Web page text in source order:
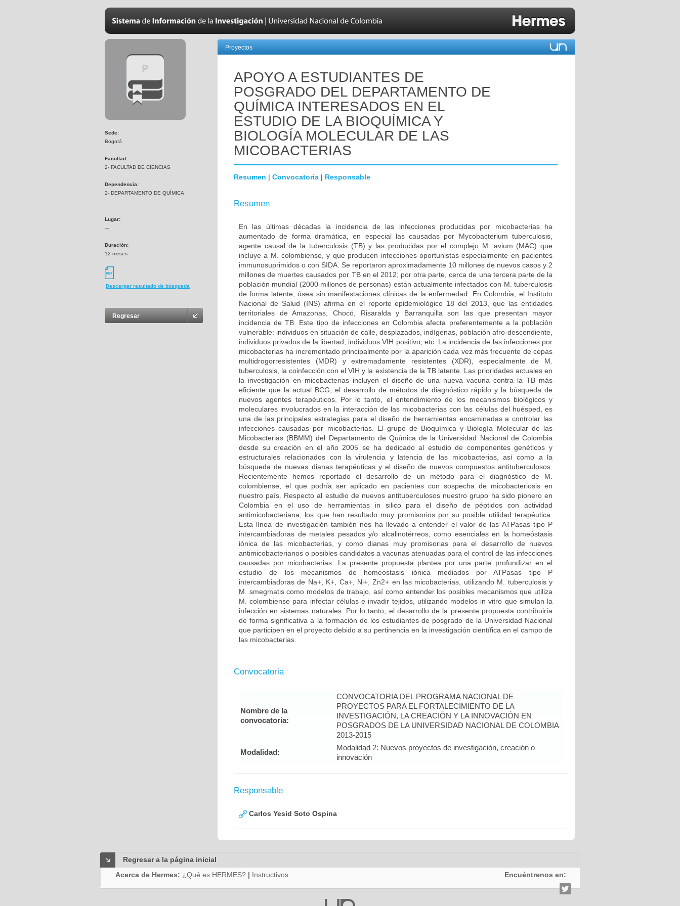
Sede:
Bogotá
Facultad:
2- FACULTAD DE CIENCIAS
Dependencia:
2- DEPARTAMENTO DE QUÍMICA
Lugar:
---
Duración:
12 meses
Descargar resultado de búsqueda
Regresar
Proyectos
APOYO A ESTUDIANTES DE
POSGRADO DEL DEPARTAMENTO DE
QUÍMICA INTERESADOS EN EL
ESTUDIO DE LA BIOQUÍMICA Y
BIOLOGÍA MOLECULAR DE LAS
MICOBACTERIAS
Resumen | Convocatoria | Responsable
Resumen
En las últimas décadas la incidencia de las infecciones producidas por micobacterias ha
aumentado de forma dramática, en especial las causadas por Mycobacterium tuberculosis,
agente causal de la tuberculosis (TB) y las producidas por el complejo M. avium (MAC) que
incluye a M. colombiense, y que producen infecciones oportunistas especialmente en pacientes
immunosuprimidos o con SIDA. Se reportaron aproximadamente 10 millones de nuevos casos y 2
millones de muertes causados por TB en el 2012; por otra parte, cerca de una tercera parte de la
población mundial (2000 millones de personas) están actualmente infectados con M. tuberculosis
de forma latente, ósea sin manifestaciones clínicas de la enfermedad. En Colombia, el Instituto
Nacional de Salud (INS) afirma en el reporte epidemiológico 18 del 2013, que las entidades
territoriales de Amazonas, Chocó, Risaralda y Barranquilla son las que presentan mayor
incidencia de TB. Este tipo de infecciones en Colombia afecta preferentemente a la población
vulnerable: individuos en situación de calle, desplazados, indígenas, población afro-descendiente,
individuos privados de la libertad, individuos VIH positivo, etc. La incidencia de las infecciones por
micobacterias ha incrementado principalmente por la aparición cada vez más frecuente de cepas
multidrogorresistentes (MDR) y extremadamente resistentes (XDR), especialmente de M.
tuberculosis, la coinfección con el VIH y la existencia de la TB latente. Las prioridades actuales en
la investigación en micobacterias incluyen el diseño de una nueva vacuna contra la TB más
eficiente que la actual BCG, el desarrollo de métodos de diagnóstico rápido y la búsqueda de
nuevos agentes terapéuticos. Por lo tanto, el entendimiento de los mecanismos biológicos y
moleculares involucrados en la interacción de las micobacterias con las células del huésped, es
una de las principales estrategias para el diseño de herramientas encaminadas a controlar las
infecciones causadas por micobacterias. El grupo de Bioquímica y Biología Molecular de las
Micobacterias (BBMM) del Departamento de Química de la Universidad Nacional de Colombia
desde su creación en el año 2005 se ha dedicado al estudio de componentes genéticos y
estructurales relacionados con la virulencia y latencia de las micobacterias, así como a la
búsqueda de nuevas dianas terapéuticas y el diseño de nuevos compuestos antituberculosos.
Recientemente hemos reportado el desarrollo de un método para el diagnóstico de M.
colombiense, el que podría ser aplicado en pacientes con sospecha de micobacteriosis en
nuestro país. Respecto al estudio de nuevos antituberculosos nuestro grupo ha sido pionero en
Colombia en el uso de herramientas in silico para el diseño de péptidos con actividad
antimicobacteriana, los que han resultado muy promisorios por su posible utilidad terapéutica.
Esta línea de investigación también nos ha llevado a entender el valor de las ATPasas tipo P
intercambiadoras de metales pesados y/o alcalinotérreos, como esenciales en la homeóstasis
iónica de las micobacterias, y como dianas muy promisorias para el desarrollo de nuevos
antimicobacterianos o posibles candidatos a vacunas atenuadas para el control de las infecciones
causadas por micobacterias. La presente propuesta plantea por una parte profundizar en el
estudio de los mecanismos de homeostasis iónica mediados por ATPasas tipo P
intercambiadoras de Na+, K+, Ca+, Ni+, Zn2+ en las micobacterias, utilizando M. tuberculosis y
M. smegmatis como modelos de trabajo, así como entender los posibles mecanismos que utiliza
M. colombiense para infectar células e invadir tejidos, utilizando modelos in vitro que simulan la
infección en sistemas naturales. Por lo tanto, el desarrollo de la presente propuesta contribuiría
de forma significativa a la formación de los estudiantes de posgrado de la Universidad Nacional
que participen en el proyecto debido a su pertinencia en la investigación científica en el campo de
las micobacterias.
Convocatoria
Nombre de la
convocatoria:
CONVOCATORIA DEL PROGRAMA NACIONAL DE
PROYECTOS PARA EL FORTALECIMIENTO DE LA
INVESTIGACIÓN, LA CREACIÓN Y LA INNOVACIÓN EN
POSGRADOS DE LA UNIVERSIDAD NACIONAL DE COLOMBIA
2013-2015
Modalidad:
Modalidad 2: Nuevos proyectos de investigación, creación o
innovación
Responsable
Carlos Yesid Soto Ospina
Regresar a la página inicial
Acerca de Hermes: ¿Qué es HERMES? | Instructivos Encuéntrenos en: